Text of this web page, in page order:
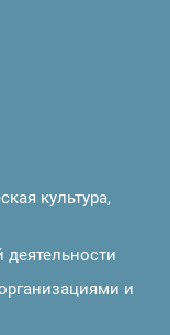
культура,
деятельности
и